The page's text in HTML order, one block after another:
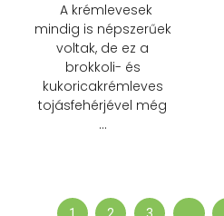
A krémlevesek
mindig is népszerűek
voltak, de ez a
brokkoli- és
kukoricakrémleves
tojásfehérjével még
…